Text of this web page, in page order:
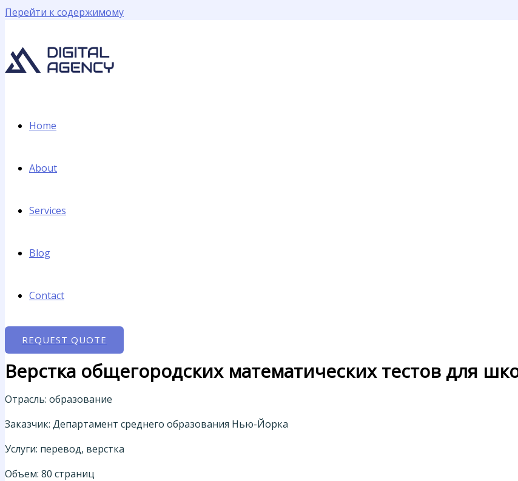
Перейти к содержимому
Home
About
Services
Blog
Contact
REQUEST QUOTE
Верстка общегородских математических тестов для
Отрасль: образование
Заказчик: Департамент среднего образования Нью-Йорка
Услуги: перевод, верстка
Объем: 80 страниц